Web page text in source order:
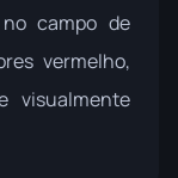
campo de
vermelho,
visualmente